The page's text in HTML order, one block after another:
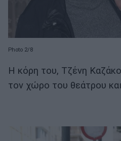
Photo 2/8
Η κόρη του, Τζένη
τον χώρο του θεάτρου